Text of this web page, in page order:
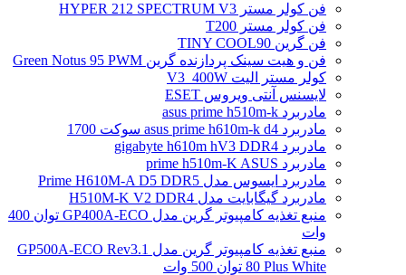
فن کولر مستر HYPER 212 SPECTRUM V3
فن کولر مستر T200
فن گرین TINY COOL90
فن و هیت سینک پردازنده گرین Green Notus 95 PWM
کولر مستر الیت V3_400W
لایسنس آنتی ویروس ESET
مادربرد asus prime h510m-k
مادربرد asus prime h610m-k d4 سوکت 1700
مادربرد gigabyte h610m hV3 DDR4
مادربرد prime h510m-K ASUS
مادربرد ایسوس مدل Prime H610M-A D5 DDR5
مادربرد گیگابایت مدل H510M-K V2 DDR4
منبع تغذیه کامپیوتر گرین مدل GP400A-ECO توان 400
وات
منبع تغذیه کامپیوتر گرین مدل GP500A-ECO Rev3.1
80 Plus White توان 500 وات